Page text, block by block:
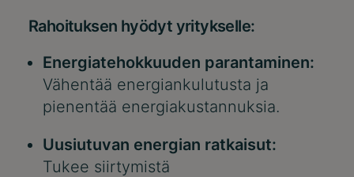
Rahoituksen hyödyt yritykselle:
Energiatehokkuuden parantaminen:
Vähentää energiankulutusta ja
pienentää energiakustannuksia.
Uusiutuvan energian ratkaisut:
Tukee siirtymistä